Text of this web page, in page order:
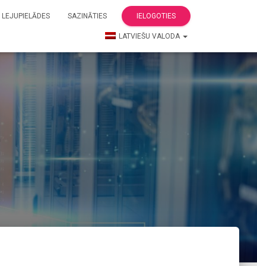
LEJUPIELĀDES SAZINĀTIES IELOGOTIES
LATVIEŠU VALODA